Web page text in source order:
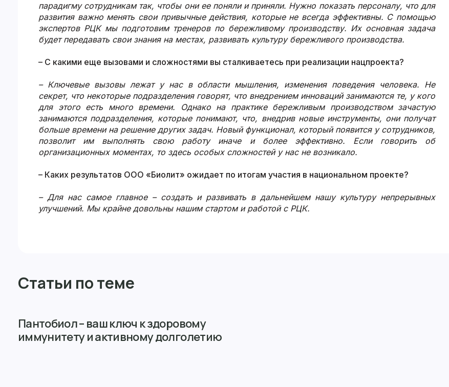
парадигму сотрудникам так, чтобы они ее поняли и приняли. Нужно показать персоналу, что для
развития важно менять свои привычные действия, которые не всегда эффективны. С помощью
экспертов РЦК мы подготовим тренеров по бережливому производству. Их основная задача
будет передавать свои знания на местах, развивать культуру бережливого производства.
– С какими еще вызовами и сложностями вы сталкиваетесь при реализации нацпроекта?
– Ключевые вызовы лежат у нас в области мышления, изменения поведения человека. Не
секрет, что некоторые подразделения говорят, что внедрением инноваций занимаются те, у кого
для этого есть много времени. Однако на практике бережливым производством зачастую
занимаются подразделения, которые понимают, что, внедрив новые инструменты, они получат
больше времени на решение других задач. Новый функционал, который появится у сотрудников,
позволит им выполнять свою работу иначе и более эффективно. Если говорить об
организационных моментах, то здесь особых сложностей у нас не возникало.
– Каких результатов ООО «Биолит» ожидает по итогам участия в национальном проекте?
– Для нас самое главное – создать и развивать в дальнейшем нашу культуру непрерывных
улучшений. Мы крайне довольны нашим стартом и работой с РЦК.
Статьи по теме
Пантобиол – ваш ключ к здоровому
иммунитету и активному долголетию